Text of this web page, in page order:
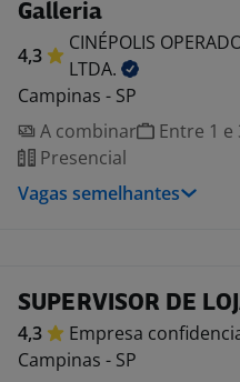
Galleria
4,3
CINÉPOLIS
LTDA.
Campinas - SP
A combinar
Entre 1 e
Presencial
Vagas semelhantes
SUPERVISOR DE
4,3 Empresa
Campinas - SP